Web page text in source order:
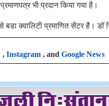
भी प्रदान किया गया है।
क्वालिटी प्रमाणित सेंटर है। डॉ
, Instagram , and Google News